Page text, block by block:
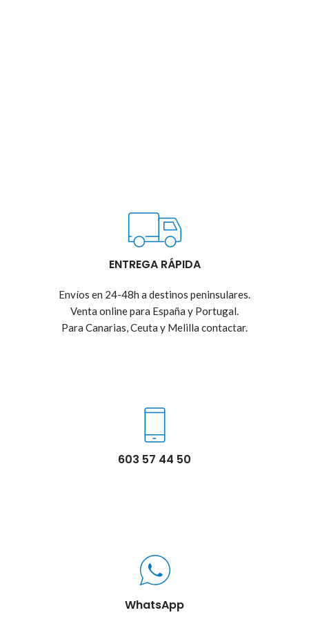
ENTREGA RÁPIDA
Envíos en 24-48h a destinos peninsulares.
Venta online para España y Portugal.
Para Canarias, Ceuta y Melilla contactar.
603 57 44 50
WhatsApp